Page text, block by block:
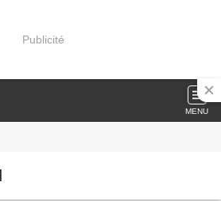
Publicité
MENU